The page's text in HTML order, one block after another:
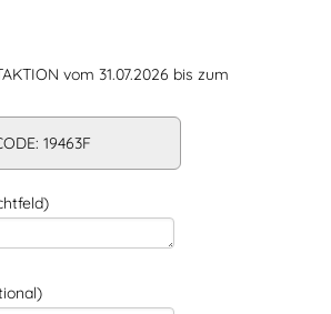
vom 31.07.2026 bis zum
19463F